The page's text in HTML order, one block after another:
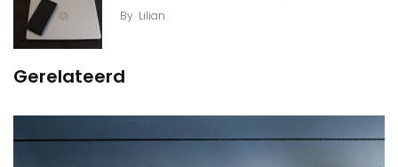
By Lilian
Gerelateerd